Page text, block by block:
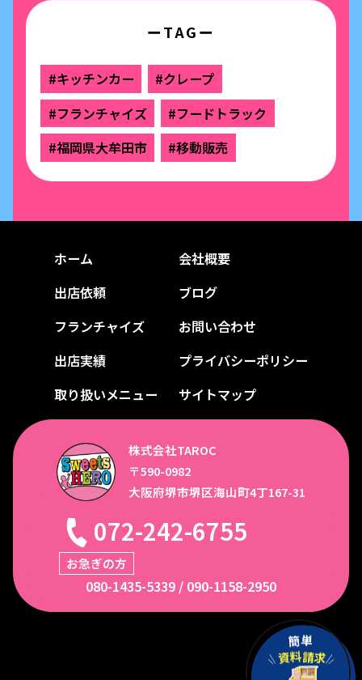
ーTAGー
#キッチンカー
#クレープ
#フランチャイズ
#フードトラック
#福岡県大牟田市
#移動販売
簡単
資料請求
ホーム
出店依頼
フランチャイズ
出店実績
取り扱いメニュー
会社概要
ブログ
お問い合わせ
プライバシーポリシー
サイトマップ
株式会社TAROC
〒590-0982
大阪府堺市堺区海山町4丁167-31
072-242-6755
お急ぎの方
080-1435-5339 / 090-1158-2950